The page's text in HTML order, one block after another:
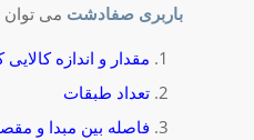
باربری صفادشت می توان
مقدار و اندازه
تعداد طبقات
فاصله بین مبدا و